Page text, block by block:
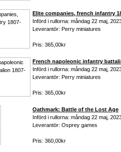
Elite companies, french infantry
Införd i rullorna: måndag 22 maj,
Leverantör: Perry miniatures
Pris: 365,00kr
French napoleonic infantry
Införd i rullorna: måndag 22 maj,
Leverantör: Perry miniatures
Pris: 365,00kr
Oathmark: Battle of the Lost Age
Införd i rullorna: måndag 22 maj,
Leverantör: Osprey games
Pris: 360,00kr